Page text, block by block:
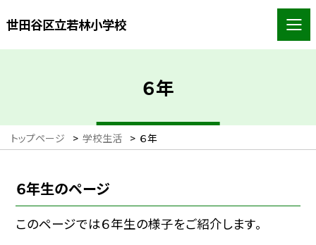
世田谷区立若林小学校
６年
トップページ > 学校生活 > ６年
６年生のページ
このページでは６年生の様子をご紹介します。